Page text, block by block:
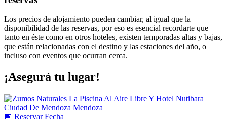
Los precios de alojamiento pueden cambiar, al igual que la
disponibilidad de las reservas, por eso es esencial recordarte que
tanto en éste como en otros hoteles, existen temporadas altas y bajas,
que están relacionadas con el destino y las estaciones del año, o
incluso con eventos que ocurran cerca.
¡Asegurá tu lugar!
📅 ReservarFecha